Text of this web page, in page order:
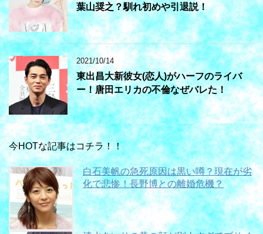
葉山奨之？馴れ初めや引退説！
2021/10/14
東出昌大新彼女(恋人)がハーフのライバ
ー！唐田エリカの不倫なぜバレた！
今HOTな記事はコチラ！！
白石美帆の急死原因は黒い噂？現在が劣
化で悲惨！長野博との離婚危機？